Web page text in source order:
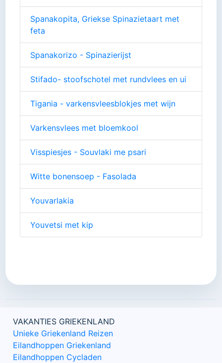
Spanakopita, Griekse Spinazietaart met
feta
Spanakorizo - Spinazierijst
Stifado- stoofschotel met rundvlees en ui
Tigania - varkensvleesblokjes met wijn
Varkensvlees met bloemkool
Visspiesjes - Souvlaki me psari
Witte bonensoep - Fasolada
Youvarlakia
Youvetsi met kip
VAKANTIES GRIEKENLAND
Unieke Griekenland Reizen
Eilandhoppen Griekenland
Eilandhoppen Cycladen